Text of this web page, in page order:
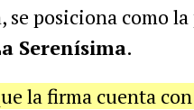
posiciona como
Serenísima.
la firma cuenta